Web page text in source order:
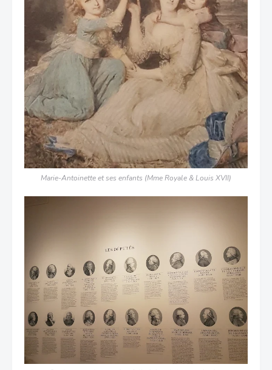
Marie-Antoinette et ses enfants (Mme Royale & Louis XVII)